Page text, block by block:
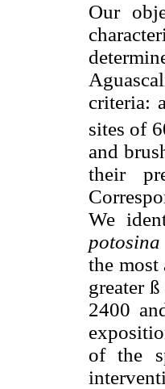
Our
criteria:
sites of
and
their
We
potosina
the most
greater
2400
of the